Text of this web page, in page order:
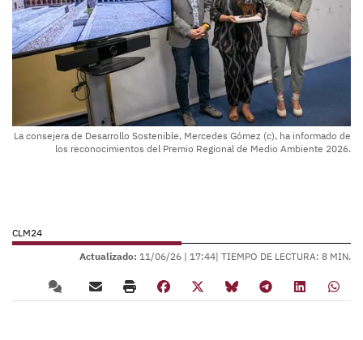
La consejera de Desarrollo Sostenible, Mercedes Gómez (c), ha informado de
los reconocimientos del Premio Regional de Medio Ambiente 2026.
CLM24
Actualizado: 11/06/26 | 17:44| TIEMPO DE LECTURA: 8 MIN.